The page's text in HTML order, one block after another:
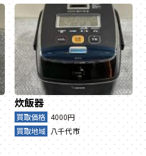
炊飯器
買取価格 4000円
買取地域 八千代市